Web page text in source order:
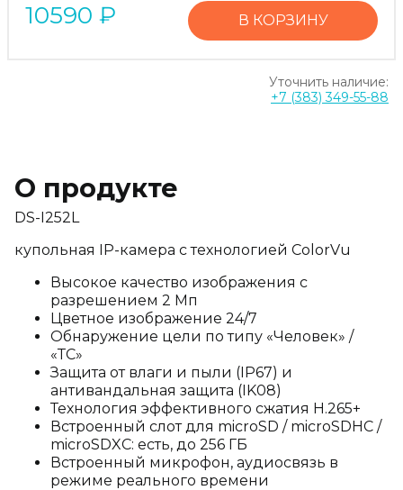
10590 ₽ В КОРЗИНУ
Уточнить наличие:
+7 (383) 349-55-88
О продукте
DS-I252L
купольная IP-камера с технологией ColorVu
Высокое качество изображения с
разрешением 2 Мп
Цветное изображение 24/7
Обнаружение цели по типу «Человек» /
«ТС»
Защита от влаги и пыли (IP67) и
антивандальная защита (IK08)
Технология эффективного сжатия H.265+
Встроенный слот для microSD / microSDHC /
microSDXC: есть, до 256 ГБ
Встроенный микрофон, аудиосвязь в
режиме реального времени